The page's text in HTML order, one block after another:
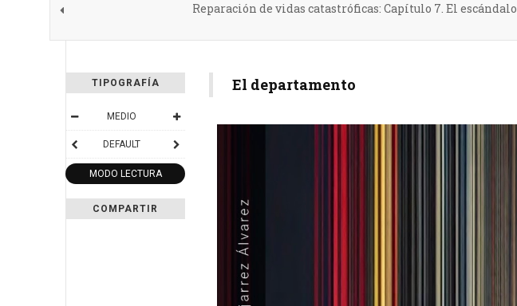
Reparación de vidas catastróficas: Capítulo 7. El escándalo
TIPOGRAFÍA
MEDIO
DEFAULT
MODO LECTURA
COMPARTIR
El departamento